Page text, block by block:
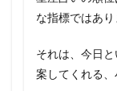
な指標ではあり
それは、今日
案してくれる、